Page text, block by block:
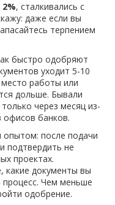
, сталкивались с
даже если вы
терпением
быстро одобряют
уходит 5-10
работы или
дольше. Бывали
через месяц из-
офисов банков.
опытом: после подачи
подтвердить не
проектах.
какие документы вы
Чем меньше
одобрение.